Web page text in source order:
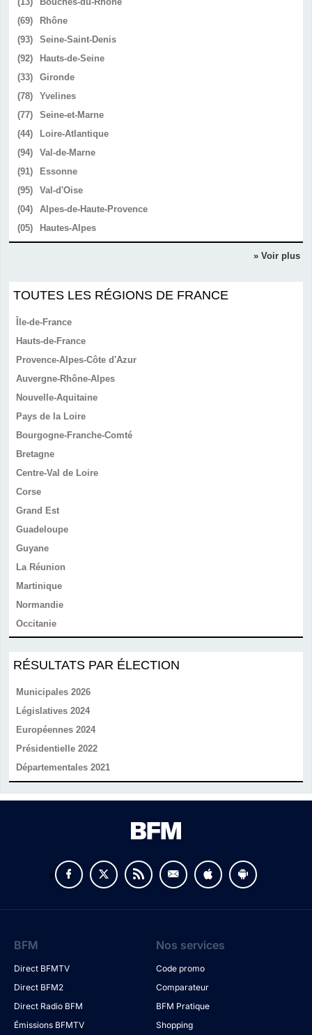
(69)
Rhône
(93)
Seine-Saint-Denis
(92)
Hauts-de-Seine
(33)
Gironde
(78)
Yvelines
(77)
Seine-et-Marne
(44)
Loire-Atlantique
(94)
Val-de-Marne
(91)
Essonne
(95)
Val-d'Oise
(04)
Alpes-de-Haute-Provence
(05)
Hautes-Alpes
» Voir plus
TOUTES LES RÉGIONS DE FRANCE
Île-de-France
Hauts-de-France
Provence-Alpes-Côte d'Azur
Auvergne-Rhône-Alpes
Nouvelle-Aquitaine
Pays de la Loire
Bourgogne-Franche-Comté
Bretagne
Centre-Val de Loire
Corse
Grand Est
Guadeloupe
Guyane
La Réunion
Martinique
Normandie
Occitanie
RÉSULTATS PAR ÉLECTION
Municipales 2026
Législatives 2024
Européennes 2024
Présidentielle 2022
Départementales 2021
v
BFM
Direct BFMTV
Direct BFM2
Direct Radio BFM
Émissions BFMTV
Nos services
Code promo
Comparateur
BFM Pratique
Shopping